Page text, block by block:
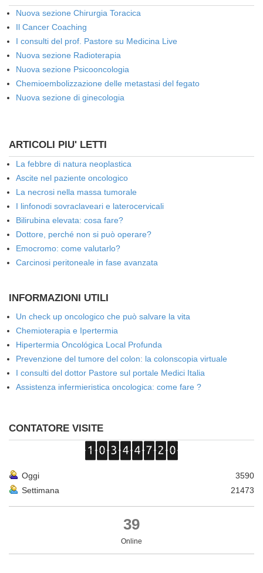
Nuova sezione Chirurgia Toracica
Il Cancer Coaching
I consulti del prof. Pastore su Medicina Live
Nuova sezione Radioterapia
Nuova sezione Psicooncologia
Chemioembolizzazione delle metastasi del fegato
Nuova sezione di ginecologia
ARTICOLI PIU' LETTI
La febbre di natura neoplastica
Ascite nel paziente oncologico
La necrosi nella massa tumorale
I linfonodi sovraclaveari e laterocervicali
Bilirubina elevata: cosa fare?
Dottore, perché non si può operare?
Emocromo: come valutarlo?
Carcinosi peritoneale in fase avanzata
INFORMAZIONI UTILI
Un check up oncologico che può salvare la vita
Chemioterapia e Ipertermia
Hipertermia Oncológica Local Profunda
Prevenzione del tumore del colon: la colonscopia virtuale
I consulti del dottor Pastore sul portale Medici Italia
Assistenza infermieristica oncologica: come fare ?
CONTATORE VISITE
Oggi
3590
Settimana
21473
39
Online